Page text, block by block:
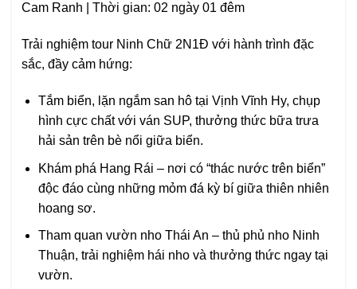
Cam Ranh | Thời gian: 02 ngày 01 đêm
Trải nghiệm tour Ninh Chữ 2N1Đ với hành trình đặc
sắc, đầy cảm hứng:
Tắm biển, lặn ngắm san hô tại Vịnh Vĩnh Hy, chụp
hình cực chất với ván SUP, thưởng thức bữa trưa
hải sản trên bè nổi giữa biển.
Khám phá Hang Rái – nơi có “thác nước trên biển”
độc đáo cùng những mỏm đá kỳ bí giữa thiên nhiên
hoang sơ.
Tham quan vườn nho Thái An – thủ phủ nho Ninh
Thuận, trải nghiệm hái nho và thưởng thức ngay tại
vườn.